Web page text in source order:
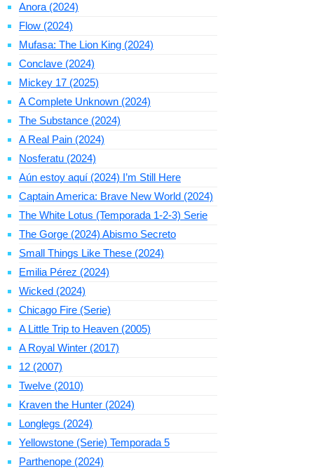
Anora (2024)
Flow (2024)
Mufasa: The Lion King (2024)
Conclave (2024)
Mickey 17 (2025)
A Complete Unknown (2024)
The Substance (2024)
A Real Pain (2024)
Nosferatu (2024)
Aún estoy aquí (2024) I’m Still Here
Captain America: Brave New World (2024)
The White Lotus (Temporada 1-2-3) Serie
The Gorge (2024) Abismo Secreto
Small Things Like These (2024)
Emilia Pérez (2024)
Wicked (2024)
Chicago Fire (Serie)
A Little Trip to Heaven (2005)
A Royal Winter (2017)
12 (2007)
Twelve (2010)
Kraven the Hunter (2024)
Longlegs (2024)
Yellowstone (Serie) Temporada 5
Parthenope (2024)